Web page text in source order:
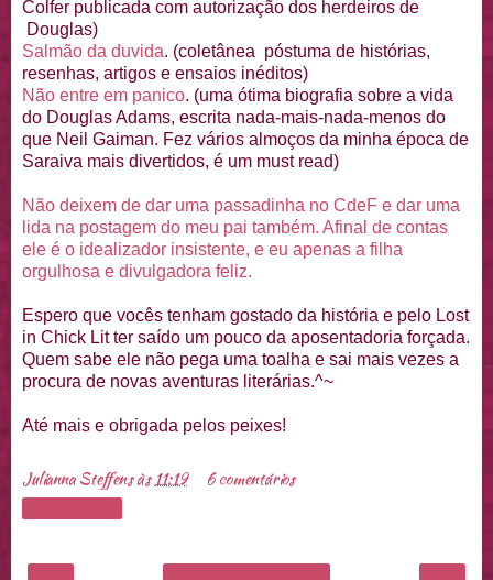
Colfer publicada com autorização dos herdeiros de
Douglas)
Salmão da duvida. (coletânea póstuma de histórias,
resenhas, artigos e ensaios inéditos)
Não entre em panico. (uma ótima biografia sobre a vida
do Douglas Adams, escrita nada-mais-nada-menos do
que Neil Gaiman. Fez vários almoços da minha época de
Saraiva mais divertidos, é um must read)
Não deixem de dar uma passadinha no CdeF e dar uma
lida na postagem do meu pai também. Afinal de contas
ele é o idealizador insistente, e eu apenas a filha
orgulhosa e divulgadora feliz.
Espero que vocês tenham gostado da história e pelo Lost
in Chick Lit ter saído um pouco da aposentadoria forçada.
Quem sabe ele não pega uma toalha e sai mais vezes a
procura de novas aventuras literárias.^~
Até mais e obrigada pelos peixes!
Julianna Steffensàs 11:19 6 comentários